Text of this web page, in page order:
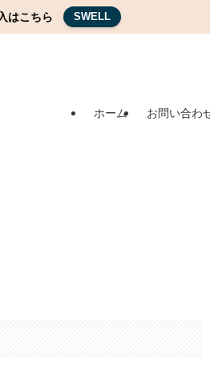
はこちら SWELL
ホーム お問い合わ